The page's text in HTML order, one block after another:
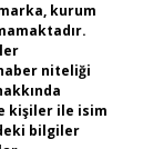
kurum
niteliği
kişiler ile isim
bilgiler